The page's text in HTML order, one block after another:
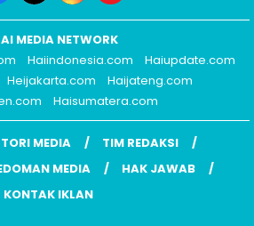
MEDIA NETWORK
Haiindonesia.com
Haiupdate.com
Heijakarta.com
Haijateng.com
Haisumatera.com
MEDIA
TIM REDAKSI
MEDIA
HAK JAWAB
KONTAK IKLAN